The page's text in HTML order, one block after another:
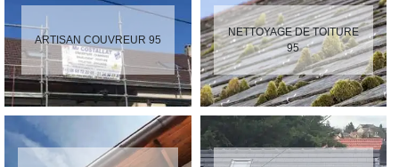
ARTISAN COUVREUR 95
NETTOYAGE DE TOITURE
95